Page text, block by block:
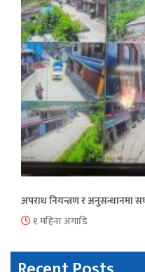
अपराध नियन्त्रण र अनुसन्धानमा
१ महिना अगाडि